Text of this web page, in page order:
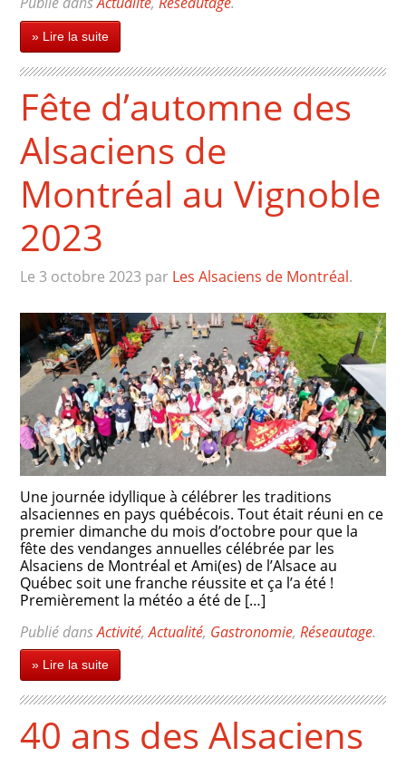
» Lire la suite
Fête d’automne des
Alsaciens de
Montréal au Vignoble
2023
Le 3 octobre 2023 par Les Alsaciens de Montréal.
Une journée idyllique à célébrer les traditions
alsaciennes en pays québécois. Tout était réuni en ce
premier dimanche du mois d’octobre pour que la
fête des vendanges annuelles célébrée par les
Alsaciens de Montréal et Ami(es) de l’Alsace au
Québec soit une franche réussite et ça l’a été !
Premièrement la météo a été de […]
Publié dansActivité,Actualité, Gastronomie,Réseautage.
» Lire la suite
40 ans des Alsaciens